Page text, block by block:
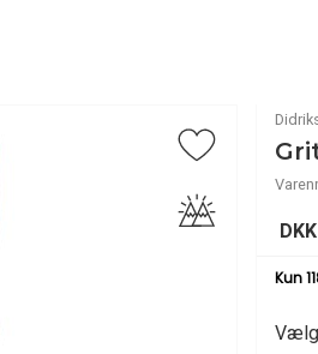
DKK